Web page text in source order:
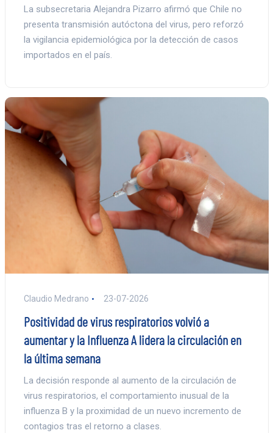
La subsecretaria Alejandra Pizarro afirmó que Chile no
presenta transmisión autóctona del virus, pero reforzó
la vigilancia epidemiológica por la detección de casos
importados en el país.
Claudio Medrano 23-07-2026
Positividad de virus respiratorios volvió a
aumentar y la Influenza A lidera la circulación en
la última semana
La decisión responde al aumento de la circulación de
virus respiratorios, el comportamiento inusual de la
influenza B y la proximidad de un nuevo incremento de
contagios tras el retorno a clases.